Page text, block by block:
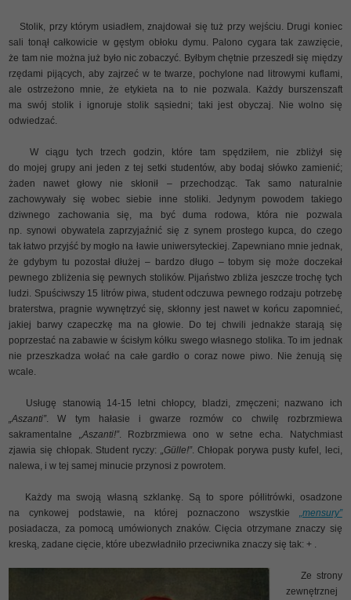
Stolik, przy którym usiadłem, znajdował się tuż przy wejściu. Drugi koniec
sali tonął całkowicie w gęstym obłoku dymu. Palono cygara tak zawzięcie,
że tam nie można już było nic zobaczyć. Byłbym chętnie przeszedł się między
rzędami pijących, aby zajrzeć w te twarze, pochylone nad litrowymi kuflami,
ale ostrzeżono mnie, że etykieta na to nie pozwala. Każdy burszenszaft
ma swój stolik i ignoruje stolik sąsiedni; taki jest obyczaj. Nie wolno się
odwiedzać.
W ciągu tych trzech godzin, które tam spędziłem, nie zbliżył się
do mojej grupy ani jeden z tej setki studentów, aby bodaj słówko zamienić;
żaden nawet głowy nie skłonił – przechodząc. Tak samo naturalnie
zachowywały się wobec siebie inne stoliki. Jedynym powodem takiego
dziwnego zachowania się, ma być duma rodowa, która nie pozwala
np. synowi obywatela zaprzyjaźnić się z synem prostego kupca, do czego
tak łatwo przyjść by mogło na ławie uniwersyteckiej. Zapewniano mnie jednak,
że gdybym tu pozostał dłużej – bardzo długo – tobym się może doczekał
pewnego zbliżenia się pewnych stolików. Pijaństwo zbliża jeszcze trochę tych
ludzi. Spuściwszy 15 litrów piwa, student odczuwa pewnego rodzaju potrzebę
braterstwa, pragnie wywnętrzyć się, skłonny jest nawet w końcu zapomnieć,
jakiej barwy czapeczkę ma na głowie. Do tej chwili jednakże starają się
poprzestać na zabawie w ścisłym kółku swego własnego stolika. To im jednak
nie przeszkadza wołać na całe gardło o coraz nowe piwo. Nie żenują się
wcale.
Usługę stanowią 14-15 letni chłopcy, bladzi, zmęczeni; nazwano ich
„Aszanti”. W tym hałasie i gwarze rozmów co chwilę rozbrzmiewa
sakramentalne
„Aszanti!”. Rozbrzmiewa ono w setne echa. Natychmiast
zjawia się chłopak. Student ryczy:
„Gülle!”. Chłopak porywa pusty kufel, leci,
nalewa, i w tej samej minucie przynosi z powrotem.
Każdy ma swoją własną szklankę. Są to spore półlitrówki, osadzone
na cynkowej podstawie, na której poznaczono wszystkie
„mensury”
posiadacza, za pomocą umówionych znaków. Cięcia otrzymane znaczy się
kreską, zadane cięcie, które ubezwładniło przeciwnika znaczy się tak: + .
Ze strony
zewnętrznej